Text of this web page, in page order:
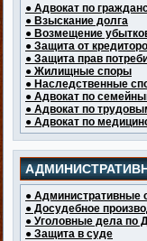
● Адвокат по
● Взыскание долга
● Возмещение
● Защита от
● Защита прав
● Жилищные споры
● Наследственные
● Адвокат по
● Адвокат по
● Адвокат по
● Административные
● Досудебное
● Уголовные дела по
● Защита в суде